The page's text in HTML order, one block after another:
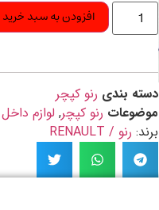
افزودن به سبد خرید
دسته بندی رنو کپچر
موضوعات رنو کپچر, لوازم
برند: رنو / RENAULT